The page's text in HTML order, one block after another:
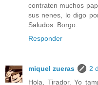
contraten muchos
sus nenes, lo digo
Saludos. Borgo.
Responder
miquel zueras
2
Hola, Tirador. Yo